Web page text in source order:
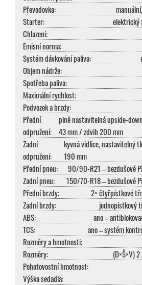
Převodovka:
Starter:
elektrický
Chlazení:
Emisní norma:
Systém dávkování paliva:
Objem nádrže:
Spotřeba paliva:
Maximální rychlost:
Podvozek a brzdy:
Přední
odpružení:
plně nastavitelná upside-
43 mm / zdvih 200 mm
Zadní
odpružení:
kyvná vidlice, nastavitelný
190 mm
Přední pneu:
90/90-R21 – bezdušové
Zadní pneu:
150/70-R18 – bezdušové
Přední brzdy:
2× čtyřpístkové
Zadní brzdy:
jednopístkový
ABS:
ano –
TCS:
ano – systém
Rozměry a hmotnosti:
Rozměry:
(D×Š×V)
Pohotovostní hmotnost:
Výška sedadla: